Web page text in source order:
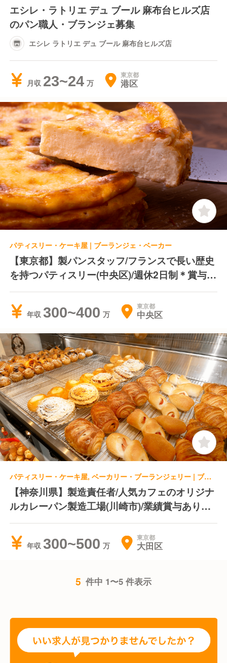
エシレ・ラトリエ デュ ブール 麻布台ヒルズ店
のパン職人・ブランジェ募集
エシレ ラトリエ デュ ブール 麻布台ヒルズ店
月収 23~24 東京都
港区
パティスリー・ケーキ屋 | ブーランジェ・ベーカー
【東京都】製パンスタッフ/フランスで長い歴史
を持つパティスリー(中央区)/週休2日制＊賞与あ
り＊役職手当あり
年収 300~400 東京都
中央区
パティスリー・ケーキ屋, ベーカリー・ブーランジェリー | ブーランジェ・ベーカー
【神奈川県】製造責任者/人気カフェのオリジナ
ルカレーパン製造工場(川崎市)/業績賞与あり＊
産休・育休あり＊研修制度あり
年収 300~500 東京都
大田区
5 件中 1〜5 件表示